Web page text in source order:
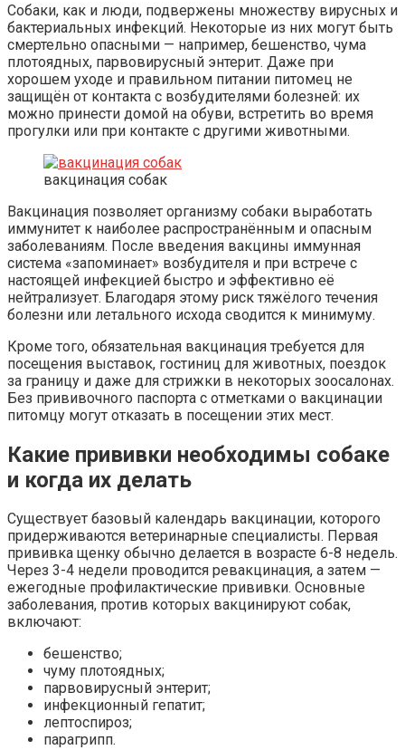
Собаки, как и люди, подвержены множеству вирусных и
бактериальных инфекций. Некоторые из них могут быть
смертельно опасными — например, бешенство, чума
плотоядных, парвовирусный энтерит. Даже при
хорошем уходе и правильном питании питомец не
защищён от контакта с возбудителями болезней: их
можно принести домой на обуви, встретить во время
прогулки или при контакте с другими животными.
вакцинация собак
Вакцинация позволяет организму собаки выработать
иммунитет к наиболее распространённым и опасным
заболеваниям. После введения вакцины иммунная
система «запоминает» возбудителя и при встрече с
настоящей инфекцией быстро и эффективно её
нейтрализует. Благодаря этому риск тяжёлого течения
болезни или летального исхода сводится к минимуму.
Кроме того, обязательная вакцинация требуется для
посещения выставок, гостиниц для животных, поездок
за границу и даже для стрижки в некоторых зоосалонах.
Без прививочного паспорта с отметками о вакцинации
питомцу могут отказать в посещении этих мест.
Какие прививки необходимы собаке
и когда их делать
Существует базовый календарь вакцинации, которого
придерживаются ветеринарные специалисты. Первая
прививка щенку обычно делается в возрасте 6-8 недель.
Через 3-4 недели проводится ревакцинация, а затем —
ежегодные профилактические прививки. Основные
заболевания, против которых вакцинируют собак,
включают:
бешенство;
чуму плотоядных;
парвовирусный энтерит;
инфекционный гепатит;
лептоспироз;
парагрипп.